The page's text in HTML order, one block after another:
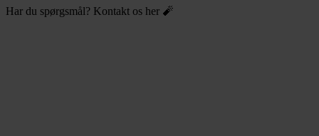
Har du spørgsmål? Kontakt os her 🧨